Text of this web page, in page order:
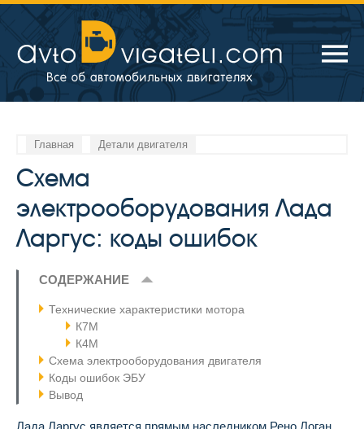
Главная Детали двигателя
Схема
электрооборудования Лада
Ларгус: коды ошибок
СОДЕРЖАНИЕ
Технические характеристики мотора
К7М
К4М
Схема электрооборудования двигателя
Коды ошибок ЭБУ
Вывод
Лада Ларгус является прямым наследником Рено Логан.